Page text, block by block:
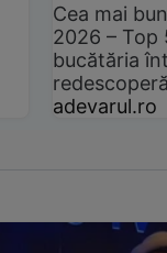
Cea mai
2026 –
bucătăria
adevarul.ro